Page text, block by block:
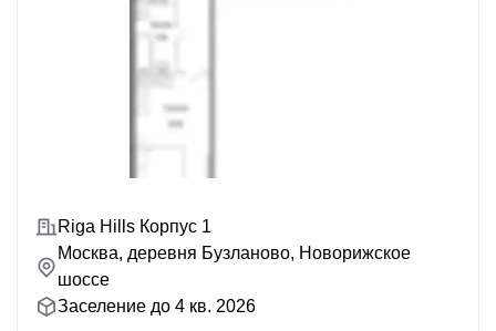
Riga Hills Корпус 1
Москва, деревня Бузланово, Новорижское
шоссе
Заселение до 4 кв. 2026